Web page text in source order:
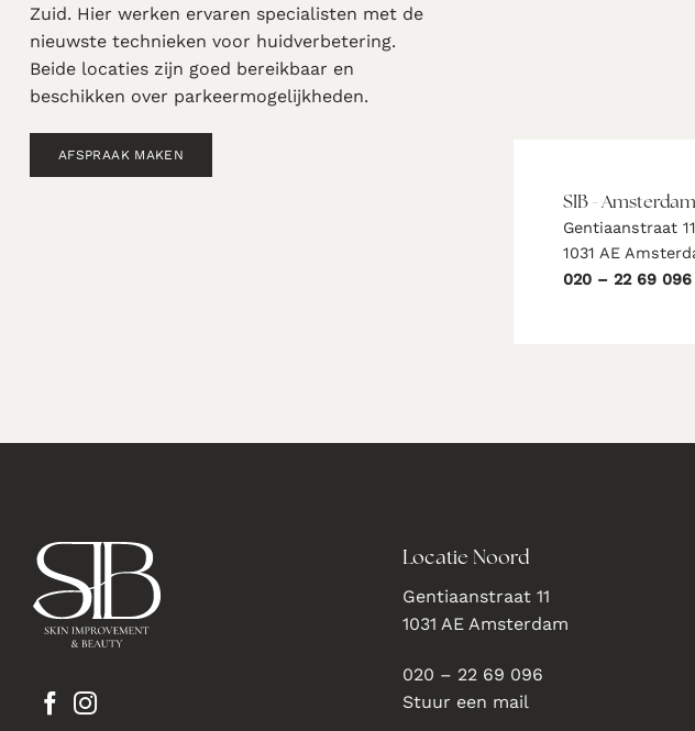
Zuid. Hier werken ervaren specialisten met de
nieuwste technieken voor huidverbetering.
Beide locaties zijn goed bereikbaar en
beschikken over parkeermogelijkheden.
AFSPRAAK MAKEN
SIB -
Gentiaanstraat 11
1031 AE
020 – 22 69 096
Locatie Noord
Gentiaanstraat 11
1031 AE Amsterdam
020 – 22 69 096
Stuur een mail